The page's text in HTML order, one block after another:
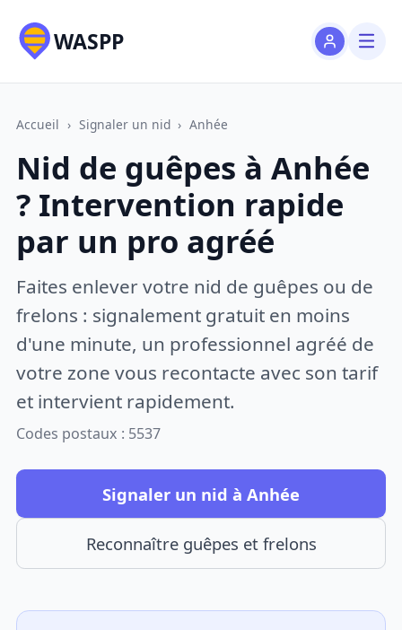
WASPP
Accueil › Signaler un nid › Anhée
Nid de guêpes à Anhée
? Intervention rapide
par un pro agréé
Faites enlever votre nid de guêpes ou de
frelons : signalement gratuit en moins
d'une minute, un professionnel agréé de
votre zone vous recontacte avec son tarif
et intervient rapidement.
Codes postaux : 5537
Signaler un nid à Anhée
Reconnaître guêpes et frelons